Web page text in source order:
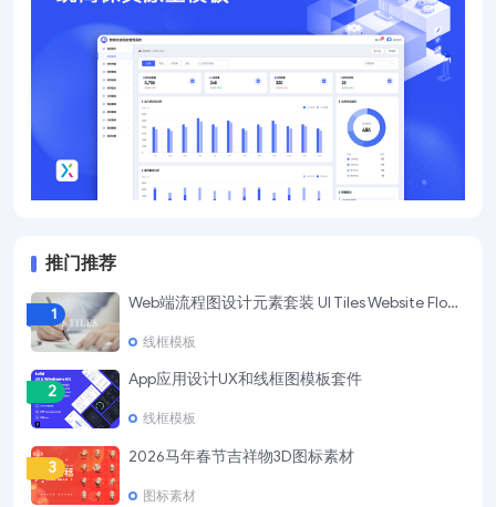
推门推荐
1
Web端流程图设计元素套装 UI Tiles Website Flowcharts
线框模板
2
App应用设计UX和线框图模板套件
线框模板
3
2026马年春节吉祥物3D图标素材
图标素材